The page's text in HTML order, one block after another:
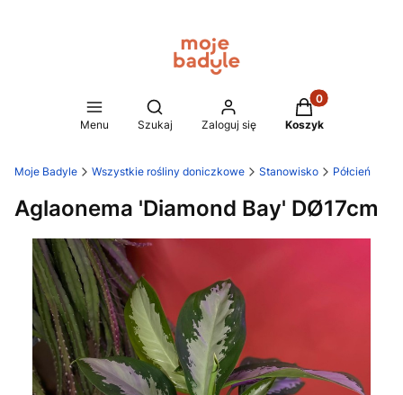
Menu
Otwórz wyszukiwarkę
Szukaj Zaloguj się
Produkty w
Koszyk
Moje Badyle Wszystkie rośliny doniczkowe Stanowisko Półcień
Aglaonema 'Diamond Bay' DØ17cm